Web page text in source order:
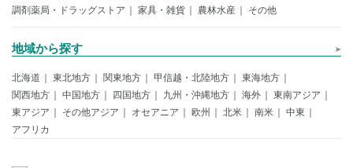
調剤薬局・ドラッグストア
家具・雑貨 農林水産 その他
地域から探す
北海道 東北地方 関東地方 甲信越・北陸地方
東海地方
関西地方
中国地方 四国地方 九州・沖縄地方 海外
東南アジア
東アジア
その他アジア オセアニア 欧州 北米 南米
中東
アフリカ